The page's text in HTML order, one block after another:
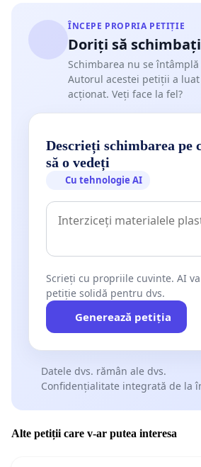
ÎNCEPE PROPRIA PETIȚIE
Doriți să schimbați
Schimbarea nu se
Autorul acestei petiții a
acționat. Veți face la fel?
Descrieți schimbarea pe
să o vedeți
Cu tehnologie AI
Scrieți cu propriile cuvinte. AI
petiție solidă pentru dvs.
Generează petiția
Datele dvs. rămân ale dvs.
Confidențialitate integrată de la
Alte petiții care v-ar putea interesa